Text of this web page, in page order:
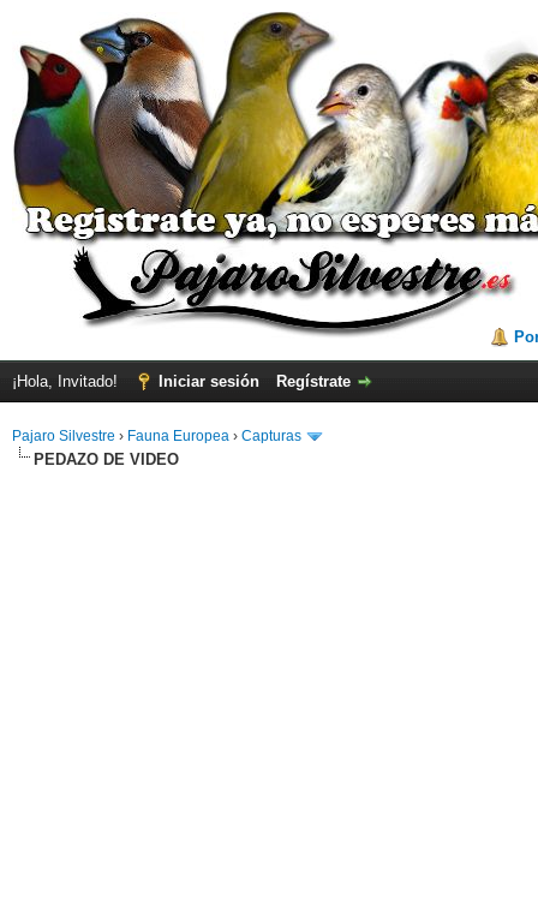
¡Hola, Invitado! Iniciar sesión Regístrate
Pajaro Silvestre › Fauna Europea › Capturas
PEDAZO DE VIDEO